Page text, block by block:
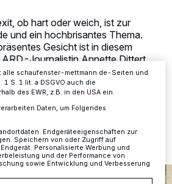
ob hart oder weich, ist zur
und ein hochbrisantes Thema.
Gesicht ist in diesem
Journalistin Annette Dittert.
Eine Minute Lesezeit
aufrufen, um Ihre Einstellungen zu
zu widerrufen, indem Sie auf den Link
am unteren Rand der Webseite klicken.
innerhalb unseres Website. Weitere
unserer Datenschutzerklärung.
alle schaufenster-mettmann.de-Seiten und
1 S. 1 lit. a DSGVO auch die
des EWR, z.B. in den USA ein.
Daten, um Folgendes
Endgeräteeigenschaften zur
Speichern von oder Zugriff auf
Personalisierte Werbung und
und der Performance von
sowie Entwicklung und Verbesserung